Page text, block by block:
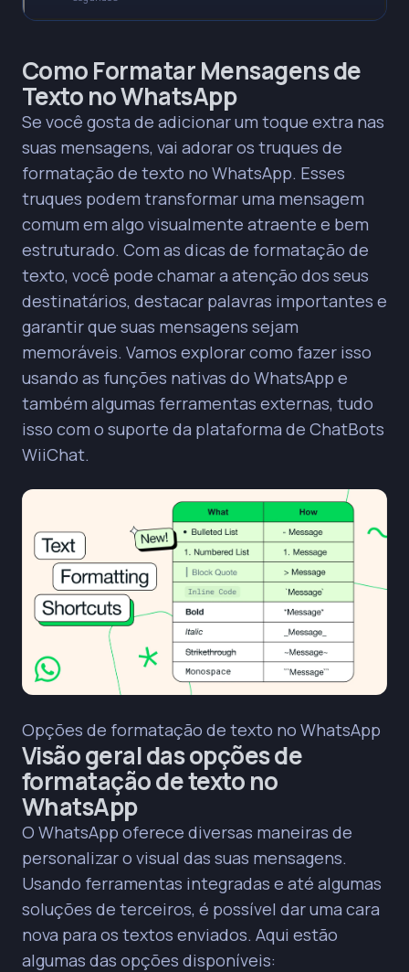
`_itálico_`, `~tachado~`, ``` ``` `monoespaço```
` `) para formatar mensagens no WhatsApp,
melhorando a clareza e o impacto visual.
PRINCIPAIS INSIGHTS
A formatação de texto (negrito, itálico, tachado,
monoespaço) pode ser aplicada rapidamente
através dos atalhos integrados do WhatsApp,
selecionando o texto e escolhendo a opção
desejada no menu.
Explore teclados de terceiros e aplicativos
externos para acessar fontes criativas e opções
de formatação adicionais, como o sublinhado
(não nativo do WhatsApp).
A organização visual das mensagens através da
formatação ajuda a destacar informações
importantes, tornando a comunicação mais
eficaz e memorável para os clientes.
Considere a automação de campanhas de
para oferecer atendimento contínuo e respostas
rápidas, complementando a comunicação
personalizada.
Como Formatar Mensagens de
Texto no WhatsApp
Se você gosta de adicionar um toque extra nas
suas mensagens, vai adorar os truques de
formatação de texto no WhatsApp. Esses
truques podem transformar uma mensagem
comum em algo visualmente atraente e bem
estruturado. Com as dicas de formatação de
texto, você pode chamar a atenção dos seus
destinatários, destacar palavras importantes e
garantir que suas mensagens sejam
memoráveis. Vamos explorar como fazer isso
usando as funções nativas do WhatsApp e
também algumas ferramentas externas, tudo
isso com o suporte da plataforma de ChatBots
WiiChat.
Opções de formatação de texto no WhatsApp
Visão geral das opções de
formatação de texto no
WhatsApp
O WhatsApp oferece diversas maneiras de
personalizar o visual das suas mensagens.
Usando ferramentas integradas e até algumas
soluções de terceiros, é possível dar uma cara
nova para os textos enviados. Aqui estão
algumas das opções disponíveis: